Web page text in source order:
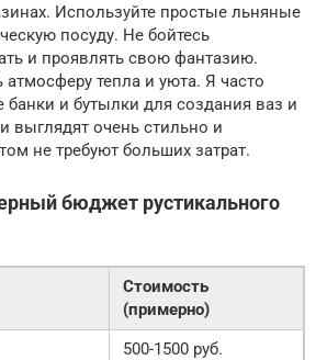
Используйте простые льняные
посуду. Не бойтесь
и проявлять свою фантазию.
атмосферу тепла и уюта. Я часто
банки и бутылки для создания ваз и
выглядят очень стильно и
не требуют больших затрат.
бюджет рустикального
Стоимость
(примерно)
500-1500 руб.